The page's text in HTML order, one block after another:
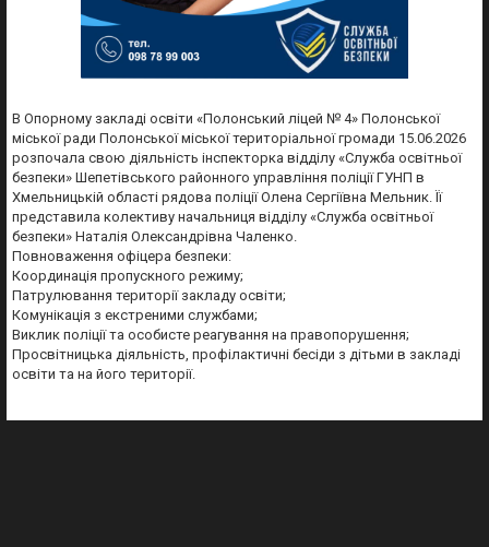
В Опорному закладі освіти «Полонський ліцей № 4» Полонської
міської ради Полонської міської територіальної громади 15.06.2026
розпочала свою діяльність інспекторка відділу «Служба освітньої
безпеки» Шепетівського районного управління поліції ГУНП в
Хмельницькій області рядова поліції Олена Сергіївна Мельник. Її
представила колективу начальниця відділу «Служба освітньої
безпеки» Наталія Олександрівна Чаленко.
Повноваження офіцера безпеки:
Координація пропускного режиму;
Патрулювання території закладу освіти;
Комунікація з екстреними службами;
Виклик поліції та особисте реагування на правопорушення;
Просвітницька діяльність, профілактичні бесіди з дітьми в закладі
освіти та на його території.